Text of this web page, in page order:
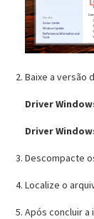
Baixe a versão
Driver
Driver
Descompacte
Localize o
Após concluir a